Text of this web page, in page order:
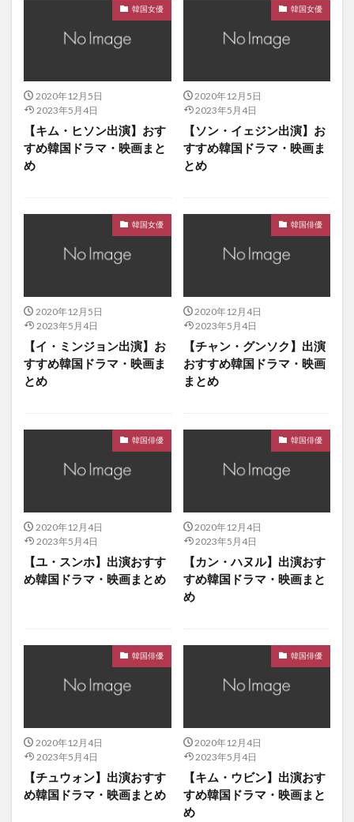
英雄たち 華政
華麗なる遺産
製パン王 キム・タック
追跡者チェイサー
逃亡者PLAN B
逆賊〜民の英雄 ホンギルドン〜
逆転の女王
運命のように君を愛してる
運命の赤い糸
雪の女王
青い海の伝説
青い鳥の輪舞
韓国ドラ
韓国ドラマ、7級公務員、チュウォン
韓国ドラマ、アクシデントカップル、ファン・ジョンミン、キ
韓国ドラマ、アチアラの秘密、ムン・グニョン
韓国ドラマ、マイ・シークレットホテル、チン・イハンユ・イ
ンナ、
韓国ドラマ、ロマンスタウン、ソン・ユリ
韓国ドラマ、秘密、チソン、ファン・ジョンウム
韓国ドラマ、韓流ドラマ、2人だけのプレイバック 「ショッピ
ョン
ク・イェジン
韓国ドラマ、韓流ドラマ、ギターとショートパンツ、ハン・ス
韓国ドラマ、韓流ドラマ、シンデレラの涙、ホン・アルム
恋〜、ナムグン・ミン、ムン・ジョンヒ、シム・イヨン、パ
ク・ヒョックォン、ナム・ミョンリョル
韓国ドラマ、韓流ドラマ、ターニングポイント、イ・ジョンヒ
ョク、キム・ジェギョン、シン・ダウン、イム・ジギュ
キム・ドンウク、パク・セヨン、リュ・ドクファン、キム・ギ
ョンナム、イ・サンイ
韓国ドラマ、韓流ドラマ、チョ・スンウ馬医、
韓国ドラマ、韓流ドラマ、ハウスメイト、ユン・ヒョンミン、
ナム・ギュリ、チョン・ギョンホ、コ・ボギョル
韓国女優
2020年12月5日
2023年5月4日
【キム・ヒソン出演】おす
すめ韓国ドラマ・映画まと
め
韓国女優
2020年12月5日
2023年5月4日
【ソン・イェジン出演】お
すすめ韓国ドラマ・映画ま
とめ
韓国女優
2020年12月5日
2023年5月4日
【イ・ミンジョン出演】お
すすめ韓国ドラマ・映画ま
とめ
韓国俳優
2020年12月4日
2023年5月4日
【チャン・グンソク】出演
おすすめ韓国ドラマ・映画
まとめ
韓国俳優
2020年12月4日
2023年5月4日
【ユ・スンホ】出演おすす
め韓国ドラマ・映画まとめ
韓国俳優
2020年12月4日
2023年5月4日
【カン・ハヌル】出演おす
すめ韓国ドラマ・映画まと
め
韓国俳優
2020年12月4日
2023年5月4日
【チュウォン】出演おすす
め韓国ドラマ・映画まとめ
韓国俳優
2020年12月4日
2023年5月4日
【キム・ウビン】出演おす
すめ韓国ドラマ・映画まと
め